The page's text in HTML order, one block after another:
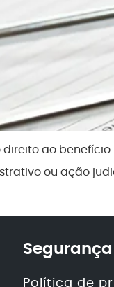
ao
ou ação
Política de